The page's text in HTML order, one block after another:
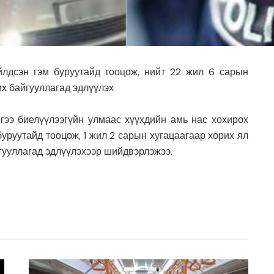
гэм буруутайд тооцож, нийт 22 жил 6 сарын
байгууллагад эдлүүлэх
биелүүлээгүйн улмаас хүүхдийн амь нас хохирох
тооцож, 1 жил 2 сарын хугацаагаар хорих ял
эдлүүлэхээр шийдвэрлэжээ.